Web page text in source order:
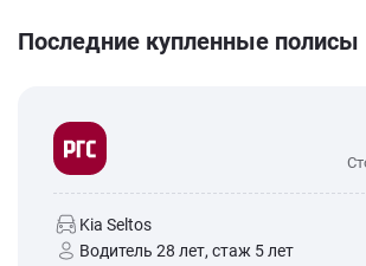
Последние купленные полисы
Kia Seltos
Водитель 28 лет, стаж 5 лет